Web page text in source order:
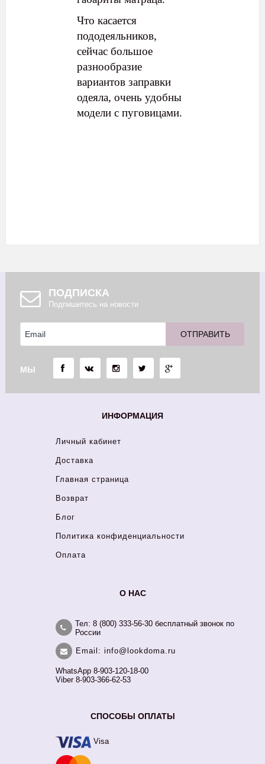
Что касается
пододеяльников,
сейчас большое
разнообразие
вариантов заправки
одеяла, очень удобны
модели с пуговицами.
ПОДПИСКА
Подпишитесь на новости
МЫ
ИНФОРМАЦИЯ
Личный кабинет
Доставка
Главная страница
Возврат
Блог
Политика конфиденциальности
Оплата
О НАС
Тел: 8 (800) 333-56-30 бесплатный звонок по
России
Email: info@lookdoma.ru
WhatsApp 8-903-120-18-00
Viber 8-903-366-62-53
СПОСОБЫ ОПЛАТЫ
Visa